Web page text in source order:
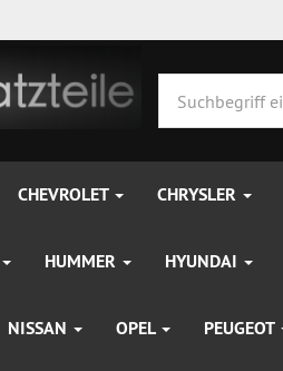
CHEVROLET CHRYSLER
HUMMER HYUNDAI
NISSAN OPEL PEUGEOT